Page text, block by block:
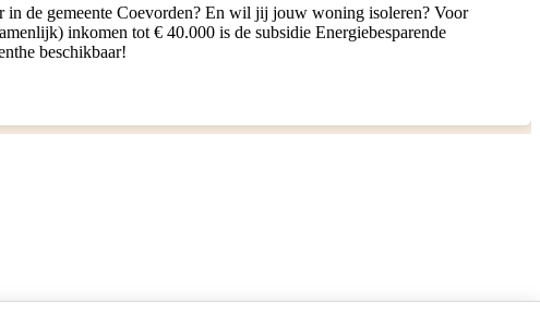
in de gemeente Coevorden? En wil jij jouw woning isoleren? Voor
inkomen tot € 40.000 is de subsidie Energiebesparende
beschikbaar!